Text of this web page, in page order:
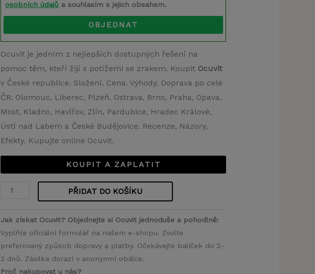
osobních údajů a souhlasím s jejich obsahem.
OBJEDNAT
Ocuvit je jedním z nejlepších dostupných řešení na
pomoc těm, kteří žijí s potížemi se zrakem. Koupit Ocuvit
v České republice. Složení. Cena. Výhody. Doprava po celé
ČR: Olomouc, Liberec, Plzeň, Ostrava, Brno, Praha, Opava,
Most, Kladno, Havířov, Zlín, Pardubice, Hradec Králové,
Ústí nad Labem a České Budějovice. Recenze, Názory,
Efekty. Kupujte online Ocuvit.
KOUPIT A ZAPLATIT
PŘIDAT DO KOŠÍKU
Jak získat Ocuvit? Objednejte si Ocuvit jednoduše a pohodlně:
Vyplňte oficiální formulář na našem e-shopu. Zvolte
preferovaný způsob dopravy a platby. Očekávejte balíček do 2-
3 dnů. Zásilka dorazí v anonymní obálce.
Proč nakupovat u nás?